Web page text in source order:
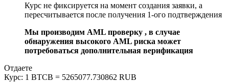
Курс не фиксируется на момент создания заявки, а
пересчитывается после получения 1-ого подтверждения
Мы производим AML проверку , в случае
обнаружения высокого AML риска может
потребоваться дополнительная верификация
Отдаете
Курс: 1 BTCB = 5265077.730862 RUB